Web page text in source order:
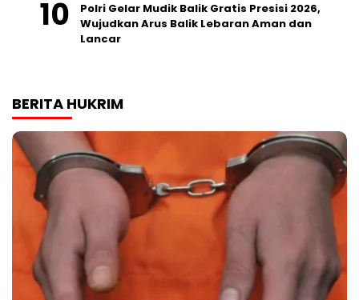
Polri Gelar Mudik Balik Gratis Presisi 2026,
Wujudkan Arus Balik Lebaran Aman dan
Lancar
BERITA HUKRIM